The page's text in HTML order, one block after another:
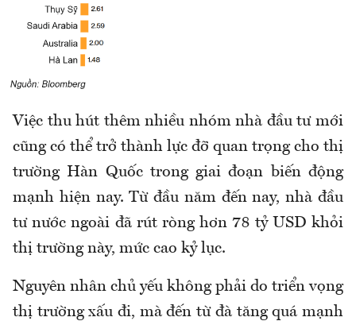
Việc thu hút thêm nhiều nhóm nhà đầu tư mới
cũng có thể trở thành lực đỡ quan trọng cho thị
trường Hàn Quốc trong giai đoạn biến động
mạnh hiện nay. Từ đầu năm đến nay, nhà đầu
tư nước ngoài đã rút ròng hơn 78 tỷ USD khỏi
thị trường này, mức cao kỷ lục.
Nguyên nhân chủ yếu không phải do triển vọng
thị trường xấu đi, mà đến từ đà tăng quá mạnh